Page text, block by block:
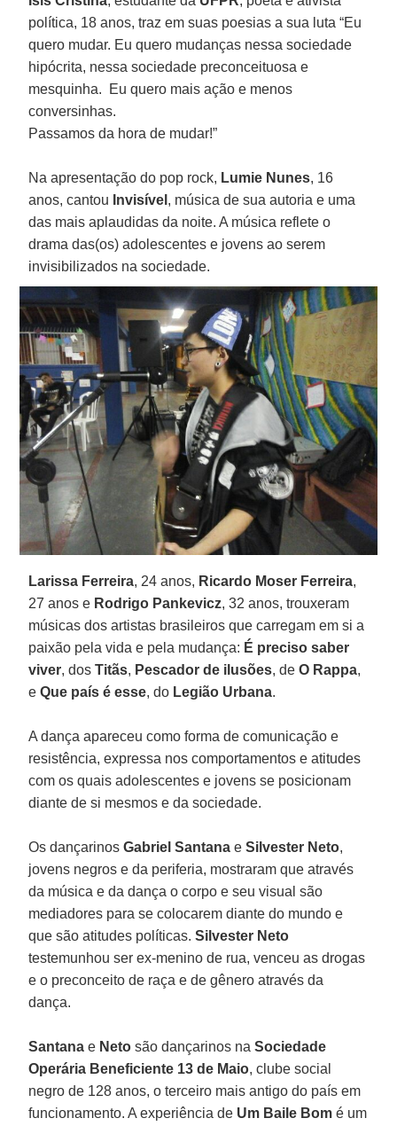
política, 18 anos, traz em suas poesias a sua luta “Eu
quero mudar. Eu quero mudanças nessa sociedade
hipócrita, nessa sociedade preconceituosa e
mesquinha. Eu quero mais ação e menos
conversinhas.
Passamos da hora de mudar!”
Na apresentação do pop rock, Lumie Nunes, 16
anos, cantou Invisível , música de sua autoria e uma
das mais aplaudidas da noite. A música reflete o
drama das(os) adolescentes e jovens ao serem
invisibilizados na sociedade.
Larissa Ferreira, 24 anos, Ricardo Moser Ferreira,
27 anos e Rodrigo Pankevicz, 32 anos, trouxeram
músicas dos artistas brasileiros que carregam em si a
paixão pela vida e pela mudança: É preciso saber
viver, dosTitãs, Pescador de ilusões, deO Rappa,
eQue país é esse, do Legião Urbana.
A dança apareceu como forma de comunicação e
resistência, expressa nos comportamentos e atitudes
com os quais adolescentes e jovens se posicionam
diante de si mesmos e da sociedade.
Os dançarinosGabriel Santana eSilvester Neto,
jovens negros e da periferia, mostraram que através
da música e da dança o corpo e seu visual são
mediadores para se colocarem diante do mundo e
que são atitudes políticas.Silvester Neto
testemunhou ser ex-menino de rua, venceu as drogas
e o preconceito de raça e de gênero através da
dança.
Santana e Neto são dançarinos naSociedade
Operária Beneficiente 13 de Maio, clube social
negro de 128 anos, o terceiro mais antigo do país em
funcionamento. A experiência de Um Baile Bomé um